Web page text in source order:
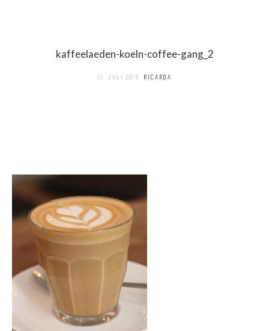
kaffeelaeden-koeln-coffee-gang_2
11. JULI 2015 RICARDA